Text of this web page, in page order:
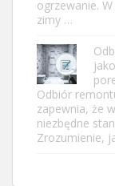
ogrzewanie.
zimy …
Odbiór
zapewnia, że
niezbędne
Zrozumienie,